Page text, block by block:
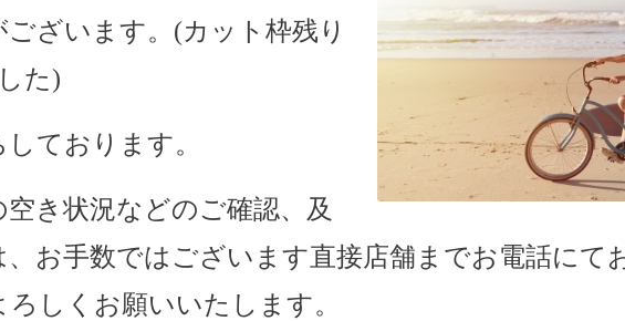
ざいます。(カット枠残り
た)
ております。
空き状況などのご確認、及
、お手数ではございます直接店舗までお電話にて
しくお願いいたします。